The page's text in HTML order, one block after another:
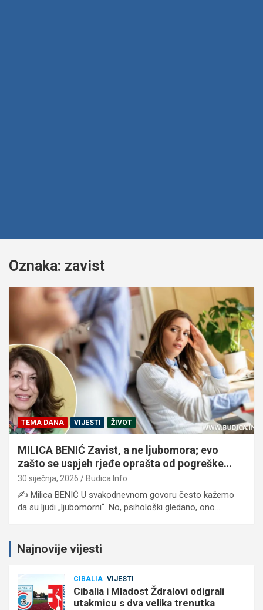
Oznaka: zavist
TEMA DANA VIJESTI ŽIVOT
MILICA BENIĆ Zavist, a ne ljubomora; evo
zašto se uspjeh rjeđe oprašta od pogreške…
30 siječnja, 2026 Budica Info
✍️ Milica BENIĆ U svakodnevnom govoru često kažemo
da su ljudi „ljubomorni“. No, psihološki gledano, ono…
Najnovije vijesti
CIBALIA VIJESTI
Cibalia i Mladost Ždralovi odigrali
utakmicu s dva velika trenutka